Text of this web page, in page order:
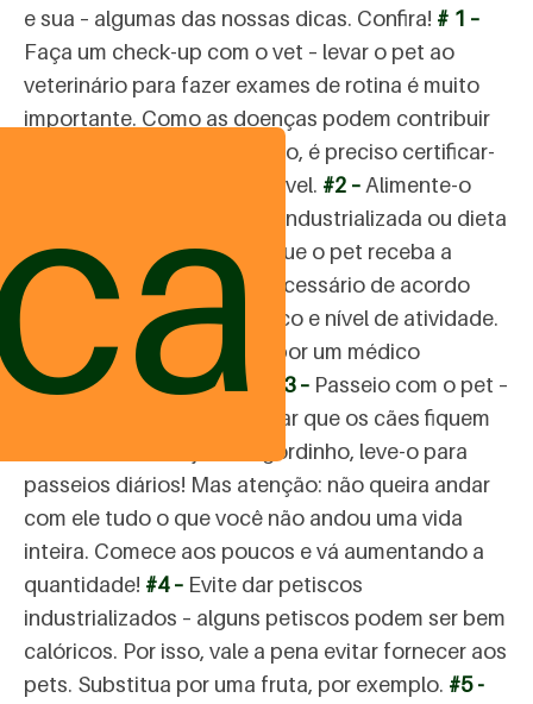
e sua – algumas das nossas dicas. Confira! # 1 –
Faça um check-up com o vet – levar o pet ao
veterinário para fazer exames de rotina é muito
importante. Como as doenças podem contribuir
para o sobrepeso do peludo, é preciso certificar-
se de que o pet está saudável. #2 – Alimente-o
corretamente – seja ração industrializada ou dieta
natural caseira, é preciso que o pet receba a
quantidade de alimento necessário de acordo
com a sua idade, porte físico e nível de atividade.
Isso deverá ser orientado por um médico
veterinário de confiança.
#3 – Passeio com o pet –
gastar energia ajuda a evitar que os cães fiquem
obesos. Se o seu já está gordinho, leve-o para
passeios diários! Mas atenção: não queira andar
com ele tudo o que você não andou uma vida
inteira. Comece aos poucos e vá aumentando a
quantidade! #4 – Evite dar petiscos
industrializados – alguns petiscos podem ser bem
calóricos. Por isso, vale a pena evitar fornecer aos
pets. Substitua por uma fruta, por exemplo. #5 -